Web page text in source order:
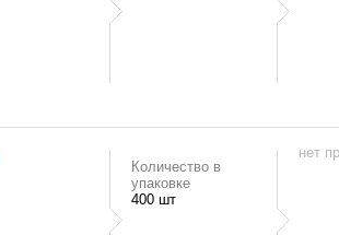
Количество в
упаковке
400 шт
нет